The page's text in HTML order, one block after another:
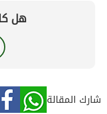
هل
شارك المقالة